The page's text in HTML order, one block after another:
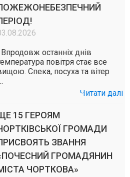
Впродовж останніх днів
повітря стає все
Спека, посуха та вітер
Читати далі
15 ГЕРОЯМ
ГРОМАДИ
ЗВАННЯ
ГРОМАДЯНИН
ЧОРТКОВА»